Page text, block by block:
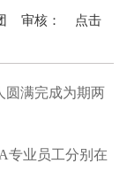
审核：
点击
圆满完成为期两
专业员工分别在